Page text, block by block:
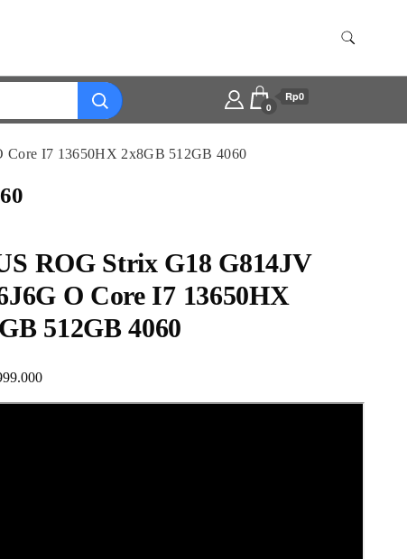
0
Rp0
Core I7 13650HX 2x8GB 512GB 4060
ROG Strix G18 G814JV
O Core I7 13650HX
512GB 4060